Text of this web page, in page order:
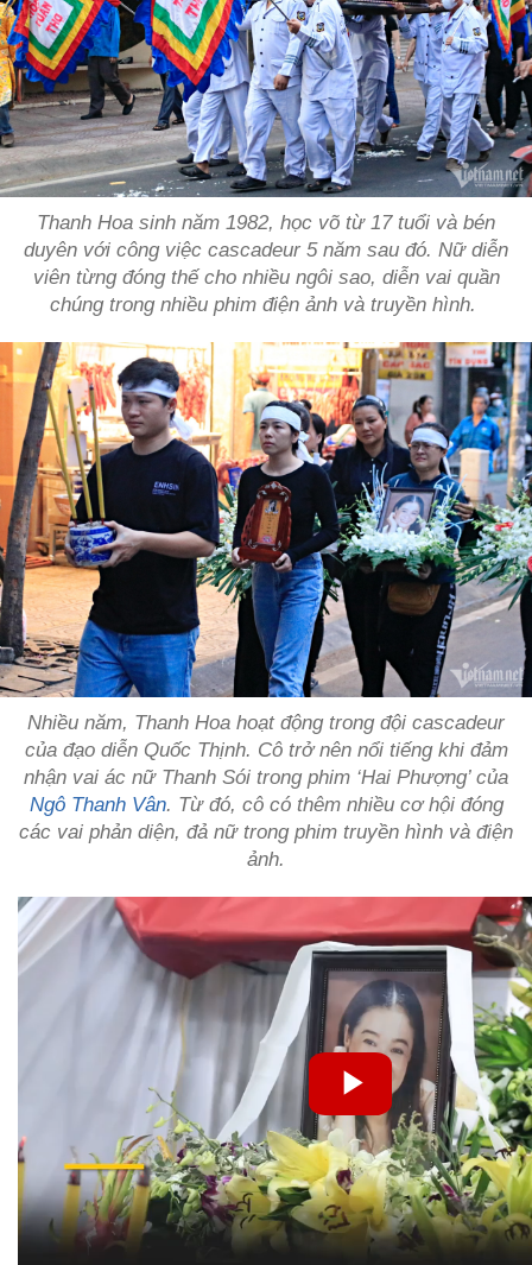
Thanh Hoa sinh năm 1982, học võ từ 17 tuổi và bén
duyên với công việc cascadeur 5 năm sau đó. Nữ diễn
viên từng đóng thế cho nhiều ngôi sao, diễn vai quần
chúng trong nhiều phim điện ảnh và truyền hình.
Nhiều năm, Thanh Hoa hoạt động trong đội cascadeur
của đạo diễn Quốc Thịnh. Cô trở nên nổi tiếng khi đảm
nhận vai ác nữ Thanh Sói trong phim ‘Hai Phượng’ của
Ngô Thanh Vân. Từ đó, cô có thêm nhiều cơ hội đóng
các vai phản diện, đả nữ trong phim truyền hình và điện
ảnh.